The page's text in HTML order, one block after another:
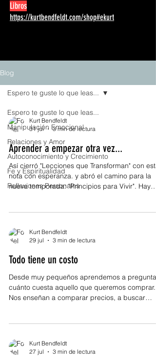
Libros
https://kurtbendfeldt.com/shop#ekurt
Blog
Espero te guste lo que leas...
Manipulación Emocional
Relaciones y Amor
Autoconocimiento y Crecimiento
Fe y Espiritualidad
Reflexiones Personales
Espero te guste lo que leas...
Kurt Bendfeldt
31 jul
3 min de lectura
Aprender a empezar otra vez...
Así cierró "Lecciones que Transforman" con esta
nota con esperanza. y abró el camino para la
nueva temporada: "Principios para Vivir". Hay
dejamos pasar, una pérdida inesperada o un
sueño que parecía estar cada vez más cerca y,
fácil creer que hemos llegado al final del
Kurt Bendfeldt
29 jul
3 min de lectura
Todo tiene un costo
Desde muy pequeños aprendemos a preguntar
cuánto cuesta aquello que queremos comprar.
Nos enseñan a comparar precios, a buscar
las decisiones más trascendentales de la vida
rara vez se pagan con dinero. Se pagan con
Kurt Bendfeldt
27 jul
3 min de lectura